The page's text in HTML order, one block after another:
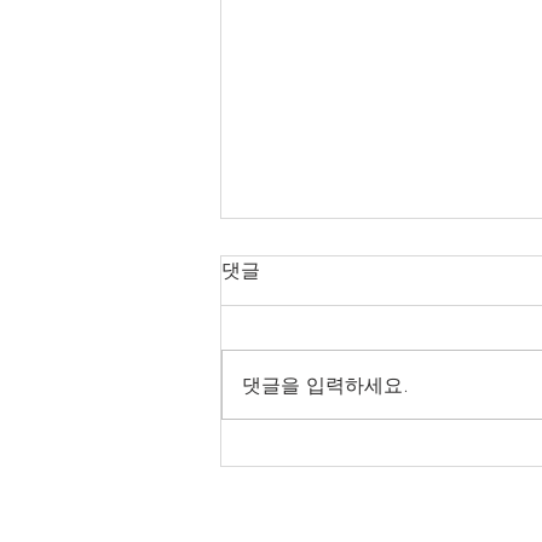
[TOOLI 34H 개조형] (주)케
댓글
댓글을 입력하세요.